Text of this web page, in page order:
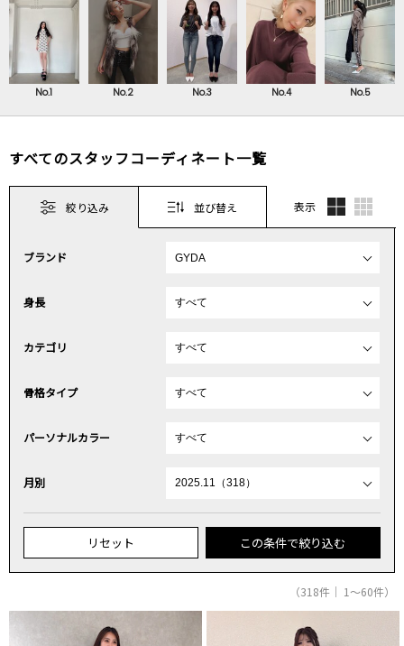
No.1 No.2 No.3 No.4 No.5
すべてのスタッフコーディネート一覧
絞り込み 並び替え 表示
ブランド
身長
カテゴリ
骨格タイプ
パーソナルカラー
月別
リセット この条件で絞り込む
（318件｜ 1～60件）